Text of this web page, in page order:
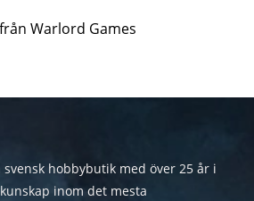
Warlord Games
svensk hobbybutik med över 25 år i
inom det mesta